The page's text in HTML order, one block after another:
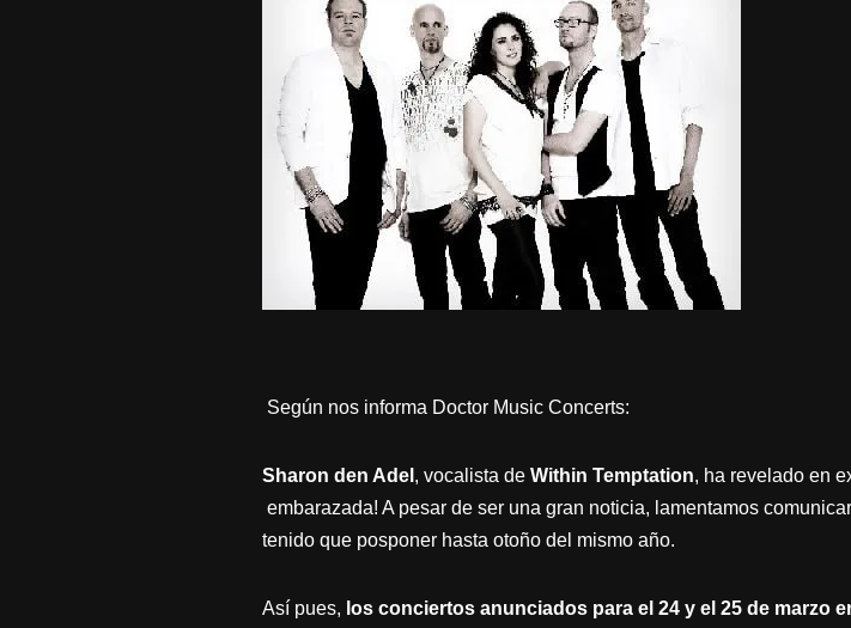
Según nos informa Doctor Music Concerts:
Sharon den Adel , vocalista de Within Temptation, ha revelado en
embarazada! A pesar de ser una gran noticia, lamentamos
tenido que posponer hasta otoño del mismo año.
Así pues, los conciertos anunciados para el 24 y el 25 de marzo